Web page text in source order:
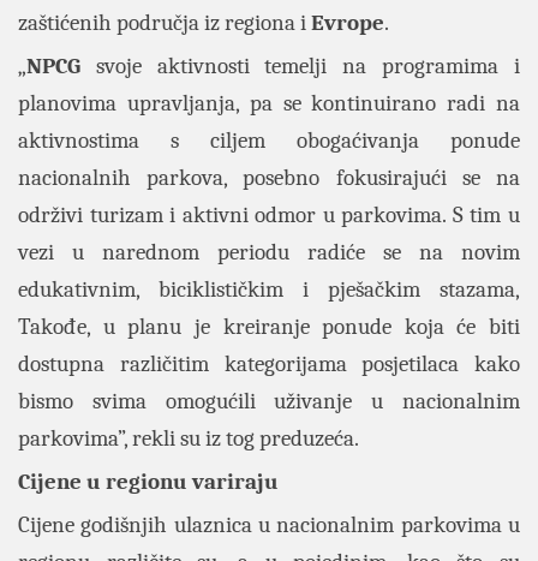
zaštićenih područja iz regiona iEvrope.
„NPCG svoje aktivnosti temelji na programima i
planovima upravljanja, pa se kontinuirano radi na
aktivnostima s ciljem obogaćivanja ponude
nacionalnih parkova, posebno fokusirajući se na
održivi turizam i aktivni odmor u parkovima. S tim u
vezi u narednom periodu radiće se na novim
edukativnim, biciklističkim i pješačkim stazama,
Takođe, u planu je kreiranje ponude koja će biti
dostupna različitim kategorijama posjetilaca kako
bismo svima omogućili uživanje u nacionalnim
parkovima”, rekli su iz tog preduzeća.
Cijene u regionu variraju
Cijene godišnjih ulaznica u nacionalnim parkovima u